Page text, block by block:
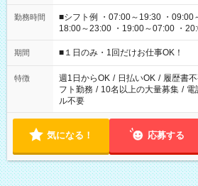
勤務時間
■シフト例 ・07:00～19:30 ・09:00
18:00～23:00 ・19:00～07:00 ・
etc ★最短で3時間で5,120円のお仕事から 15時間で2万円近く稼
げるお仕事も！ ご希望のお時間に合わせてご紹介！ ※シフトは
ください！
期間 ■１日のみ・1回だけお仕事OK！
特徴 週1日からOK / 日払いOK / 履歴書
フト勤務 / 10名以上の大量募集 / 電
ル不要
気になる！ 応募する